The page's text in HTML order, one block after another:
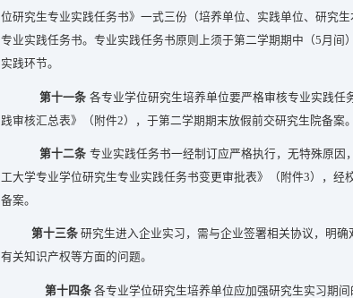
位研究生专业实践任务书》一式三份（培养单位、实践单位、研究
专业实践任务书。专业实践任务书原则上须于第二学期期中（5月间
实践环节。
第十一条 各专业学位研究生培养单位要严格审核专业实践
践审核汇总表》（附件2），于第二学期期末放假前交研究生院备案。
第十二条 专业实践任务书一经制订应严格执行，无特殊原
工大学专业学位研究生专业实践任务书变更审批表》（附件3），经
备案。
第十三条研究生进入企业实习，需与企业签署相关协议，明
有关知识产权等方面的问题。
第十四条各专业学位研究生培养单位应加强研究生实习期